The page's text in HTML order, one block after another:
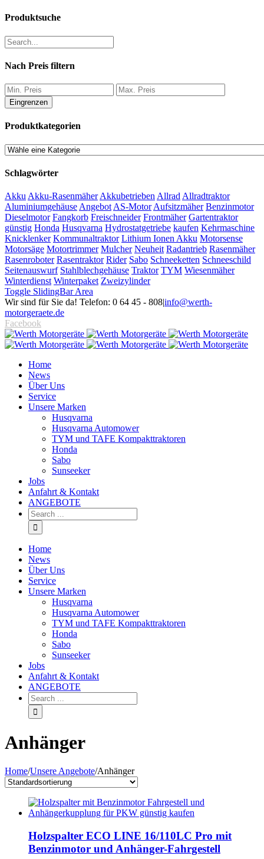
Produktsuche
Nach Preis filtern
Eingrenzen
Produktkategorien
Schlagwörter
Akku Akku-Rasenmäher Akkubetrieben Allrad Allradtraktor
Aluminiumgehäuse Angebot AS-Motor Aufsitzmäher Benzinmotor
Dieselmotor Fangkorb Freischneider Frontmäher Gartentraktor
günstig Honda Husqvarna Hydrostatgetriebe kaufen Kehrmaschine
Knicklenker Kommunaltraktor Lithium Ionen Akku Motorsense
Motorsäge Motortrimmer Mulcher Neuheit Radantrieb Rasenmäher
Rasenroboter Rasentraktor Rider Sabo Schneeketten Schneeschild
Seitenauswurf Stahlblechgehäuse Traktor TYM Wiesenmäher
Winterdienst Winterpaket Zweizylinder
Toggle SlidingBar Area
Wir sind für Sie da! Telefon: 0 64 45 - 808|info@werth-
motorgeraete.de
Facebook
Home
News
Über Uns
Service
Unsere Marken
Husqvarna
Husqvarna Automower
TYM und TAFE Kompakttraktoren
Honda
Sabo
Sunseeker
Jobs
Anfahrt & Kontakt
ANGEBOTE
Home
News
Über Uns
Service
Unsere Marken
Husqvarna
Husqvarna Automower
TYM und TAFE Kompakttraktoren
Honda
Sabo
Sunseeker
Jobs
Anfahrt & Kontakt
ANGEBOTE
Anhänger
Home/Unsere Angebote/Anhänger
Holzspalter ECO LINE 16/110LC Pro mit
Benzinmotor und Anhänger-Fahrgestell